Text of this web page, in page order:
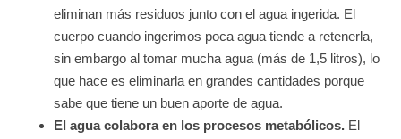
eliminan más residuos junto con el agua ingerida. El
cuerpo cuando ingerimos poca agua tiende a retenerla,
sin embargo al tomar mucha agua (más de 1,5 litros), lo
que hace es eliminarla en grandes cantidades porque
sabe que tiene un buen aporte de agua.
El agua colabora en los procesos metabólicos. El